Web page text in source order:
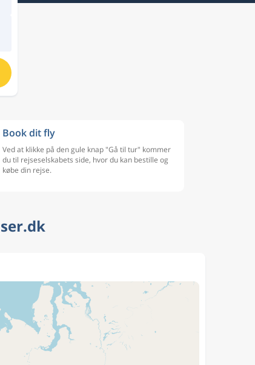
Book dit fly
Ved at klikke på den gule knap "Gå til tur" kommer
du til rejseselskabets side, hvor du kan bestille og
købe din rejse.